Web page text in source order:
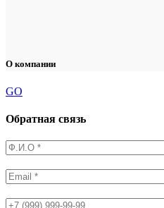
О компании
GO
Обратная связь